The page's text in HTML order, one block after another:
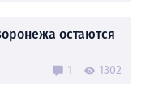
остаются
1 1302